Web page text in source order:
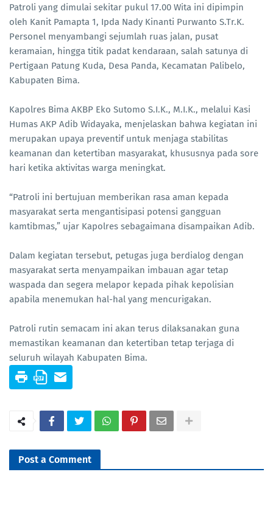
Patroli yang dimulai sekitar pukul 17.00 Wita ini dipimpin
oleh Kanit Pamapta 1, Ipda Nady Kinanti Purwanto S.Tr.K.
Personel menyambangi sejumlah ruas jalan, pusat
keramaian, hingga titik padat kendaraan, salah satunya di
Pertigaan Patung Kuda, Desa Panda, Kecamatan Palibelo,
Kabupaten Bima.
Kapolres Bima AKBP Eko Sutomo S.I.K., M.I.K., melalui Kasi
Humas AKP Adib Widayaka, menjelaskan bahwa kegiatan ini
merupakan upaya preventif untuk menjaga stabilitas
keamanan dan ketertiban masyarakat, khususnya pada sore
hari ketika aktivitas warga meningkat.
“Patroli ini bertujuan memberikan rasa aman kepada
masyarakat serta mengantisipasi potensi gangguan
kamtibmas,” ujar Kapolres sebagaimana disampaikan Adib.
Dalam kegiatan tersebut, petugas juga berdialog dengan
masyarakat serta menyampaikan imbauan agar tetap
waspada dan segera melapor kepada pihak kepolisian
apabila menemukan hal-hal yang mencurigakan.
Patroli rutin semacam ini akan terus dilaksanakan guna
memastikan keamanan dan ketertiban tetap terjaga di
seluruh wilayah Kabupaten Bima.
Post a Comment